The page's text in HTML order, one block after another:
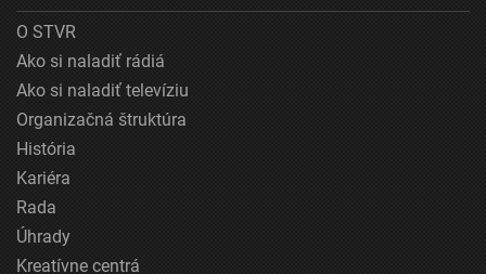
O STVR
Ako si naladiť rádiá
Ako si naladiť televíziu
Organizačná štruktúra
História
Kariéra
Rada
Úhrady
Kreatívne centrá